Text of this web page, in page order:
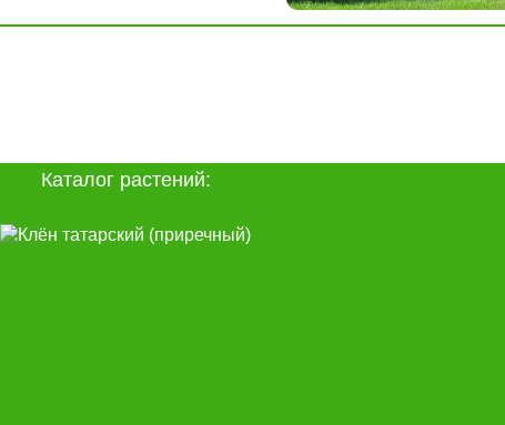
Каталог растений: